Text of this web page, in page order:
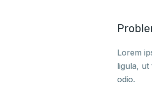
Lorem
ligula, ut
odio.